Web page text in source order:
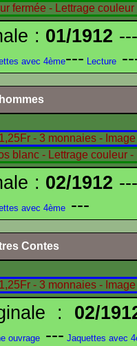
: 01/1912
avec 4ème--- Lecture
: 02/1912
avec 4ème ---
Contes
: 02/
ouvrage --- Jaquettes avec